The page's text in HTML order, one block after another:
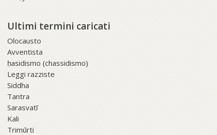
Ultimi termini caricati
Olocausto
Avventista
ḥasidismo (chassidismo)
Leggi razziste
Siddha
Tantra
Sarasvatī
Kali
Trimūrti